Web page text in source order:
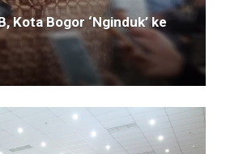
Kota Bogor ‘Nginduk’ ke